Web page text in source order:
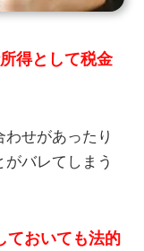
得として税金
せがあったり
バレてしまう
ておいても法的